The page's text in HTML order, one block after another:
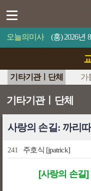
오늘의미사 (홍) 2026년 8월 10일 (월)성
기타기관ㅣ단체 가
기타기관ㅣ단체
사랑의 손길: 까리
241 주호식 [jpatrick]
[사랑의 손길